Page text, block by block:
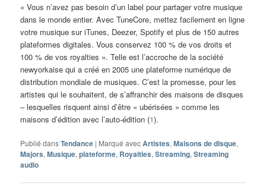
« Vous n’avez pas besoin d’un label pour partager votre musique
dans le monde entier. Avec TuneCore, mettez facilement en ligne
votre musique sur iTunes, Deezer, Spotify et plus de 150 autres
plateformes digitales. Vous conservez 100 % de vos droits et
100 % de vos royalties ». Telle est l’accroche de la société
newyorkaise qui a créé en 2005 une plateforme numérique de
distribution mondiale de musiques. C’est la promesse, pour les
artistes qui le souhaitent, de s’affranchir des maisons de disques
– lesquelles risquent ainsi d’être « ubérisées » comme les
maisons d’édition avec l’auto-édition (1).
Publié dansTendance | Marqué avecArtistes,Maisons de disque,
Majors,Musique,plateforme, Royalties,Streaming,Streaming
audio